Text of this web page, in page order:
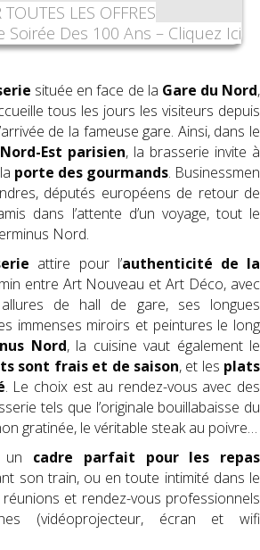
TOUTES LES OFFRES
Soirée Des 100 Ans – Cliquez Ici
située en face de la Gare du Nord,
tous les jours les visiteurs depuis
de la fameuse gare. Ainsi, dans le
Est parisien, la brasserie invite à
porte des gourmands. Businessmen
députés européens de retour de
dans l’attente d’un voyage, tout le
Nord.
attire pour l’authenticité de la
entre Art Nouveau et Art Déco, avec
de hall de gare, ses longues
immenses miroirs et peintures le long
Nord, la cuisine vaut également le
sont frais et de saison, et les plats
. Le choix est au rendez-vous avec des
tels que l’originale bouillabaisse du
gratinée, le véritable steak au poivre…
un cadre parfait pour les repas
son train, ou en toute intimité dans le
et rendez-vous professionnels
(vidéoprojecteur, écran et wifi